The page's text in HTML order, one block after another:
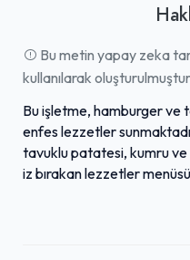
Bu metin yapay zeka
kullanılarak
Bu işletme, hamburger ve
enfes lezzetler
tavuklu patatesi, kumru
iz bırakan lezzetler
tavukların yumuşaklığı